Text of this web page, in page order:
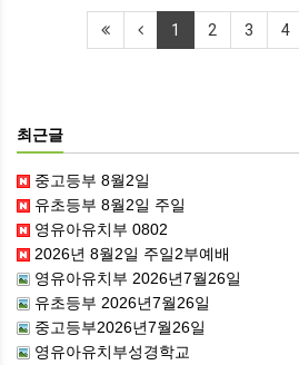
1 2 3 4
최근글
중고등부 8월2일
유초등부 8월2일 주일
영유아유치부 0802
2026년 8월2일 주일2부예배
영유아유치부 2026년7월26일
유초등부 2026년7월26일
중고등부2026년7월26일
영유아유치부성경학교